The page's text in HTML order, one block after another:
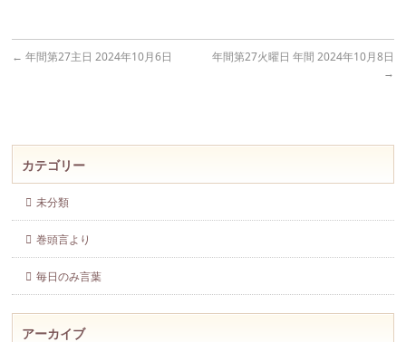
← 年間第27主日 2024年10月6日
年間第27火曜日 年間 2024年10月8日
→
カテゴリー
未分類
巻頭言より
毎日のみ言葉
アーカイブ